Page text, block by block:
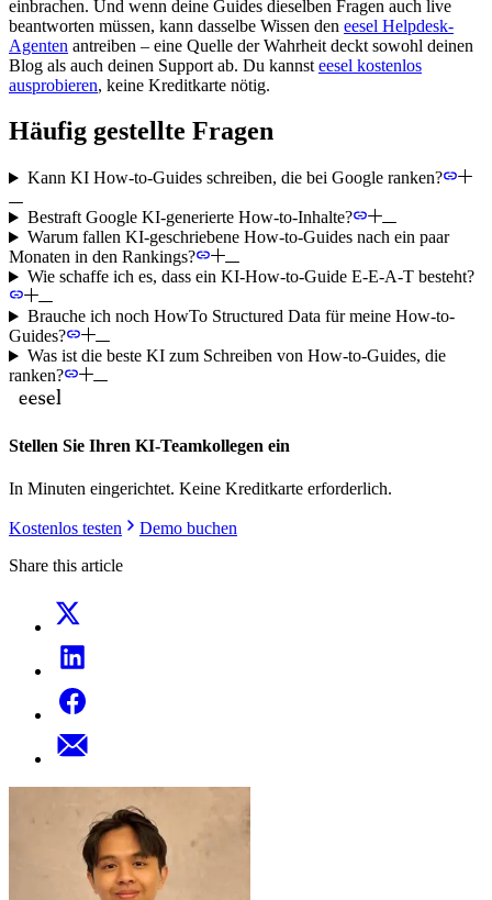
einbrachen. Und wenn deine Guides dieselben Fragen auch live
beantworten müssen, kann dasselbe Wissen den eesel Helpdesk-
Agenten antreiben – eine Quelle der Wahrheit deckt sowohl deinen
Blog als auch deinen Support ab. Du kannst eesel kostenlos
ausprobieren, keine Kreditkarte nötig.
Häufig gestellte Fragen
Kann KI How-to-Guides schreiben, die bei Google ranken?
Bestraft Google KI-generierte How-to-Inhalte?
Warum fallen KI-geschriebene How-to-Guides nach ein paar
Monaten in den Rankings?
Wie schaffe ich es, dass ein KI-How-to-Guide E-E-A-T besteht?
Brauche ich noch HowTo Structured Data für meine How-to-
Guides?
Was ist die beste KI zum Schreiben von How-to-Guides, die
ranken?
Stellen Sie Ihren KI-Teamkollegen ein
In Minuten eingerichtet. Keine Kreditkarte erforderlich.
Kostenlos testen
Demo buchen
Share this article